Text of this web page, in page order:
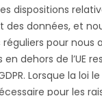
dispositions
des données, et
pour nous
en dehors de l’UE
Lorsque la loi
pour les